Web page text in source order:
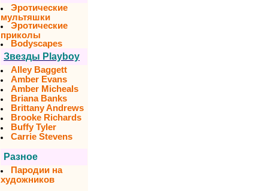
Эротические
мультяшки
Эротические
приколы
Bodyscapes
Звезды Playboy
Alley Baggett
Amber Evans
Amber Micheals
Briana Banks
Brittany Andrews
Brooke Richards
Buffy Tyler
Carrie Stevens
Разное
Пародии на
художников